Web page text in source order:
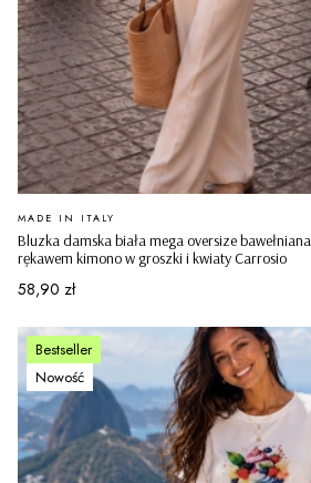
Bluzka damska biała mega oversize
rękawem kimono w groszki i kwiaty Carrosio
PRODUCENT
MADE IN ITALY
Cena
58,90 zł
Bestseller
Nowość